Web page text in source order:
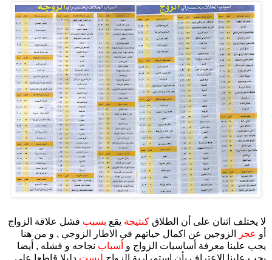
لا يختلف اثنان على أن الطلاق كنتيجة يقع بسبب فشل علاقة الزواج
أو عجز
الزوجين عن اكمال حياتهم في الاطار الزوجي , و من هنا
يجب علينا معرفة أساسيات الزواج و أسباب نجاحه و فشله , أيضا
يجب علينا الاعتراف بأن استمرارية الزواج ليست دليلا قاطعا على